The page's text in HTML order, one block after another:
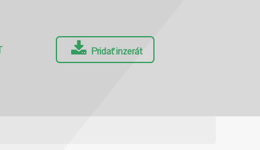
Pridať inzerát